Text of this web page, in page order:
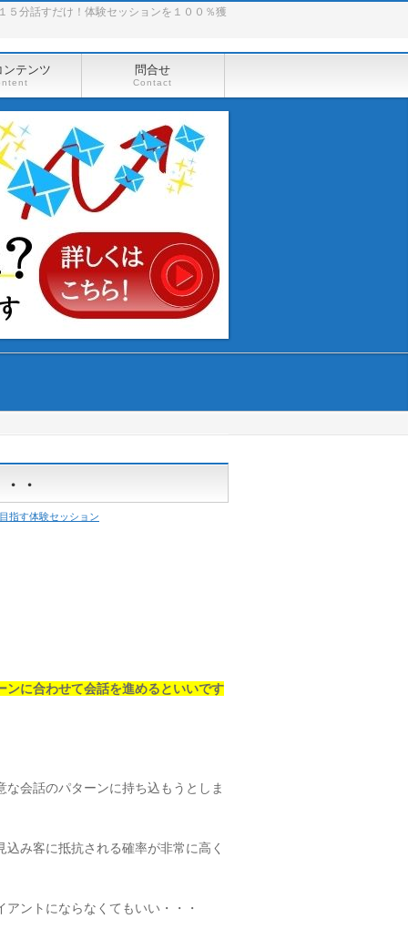
５分話すだけ！体験セッションを１００％獲
ンテンツ 問合せ
Contact
・
指す体験セッション
ンに合わせて会話を進めるといいです
会話のパターンに持ち込もうとしま
み客に抵抗される確率が非常に高く
ントにならなくてもいい・・・